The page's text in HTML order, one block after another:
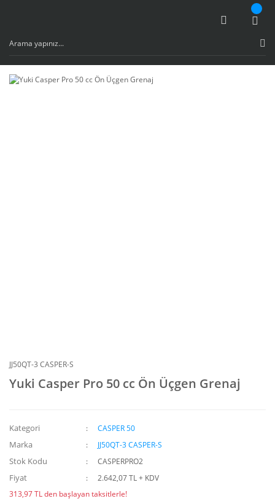
JJ50QT-3 CASPER-S
Yuki Casper Pro 50 cc Ön Üçgen Grenaj
Kategori CASPER 50
Marka JJ50QT-3 CASPER-S
Stok Kodu CASPERPRO2
Fiyat
2.642,07 TL + KDV
313,97 TL den başlayan taksitlerle!